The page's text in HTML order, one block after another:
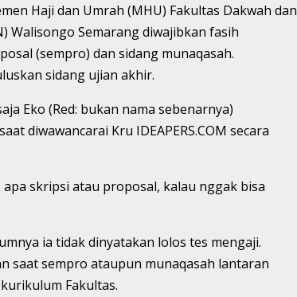
Haji dan Umrah (MHU) Fakultas Dakwah dan
Walisongo Semarang diwajibkan fasih
(sempro) dan sidang munaqasah.
sidang ujian akhir.
Eko (Red: bukan nama sebenarnya)
diwawancarai Kru IDEAPERS.COM secara
skripsi atau proposal, kalau nggak bisa
ia tidak dinyatakan lolos tes mengaji.
saat sempro ataupun munaqasah lantaran
Fakultas.